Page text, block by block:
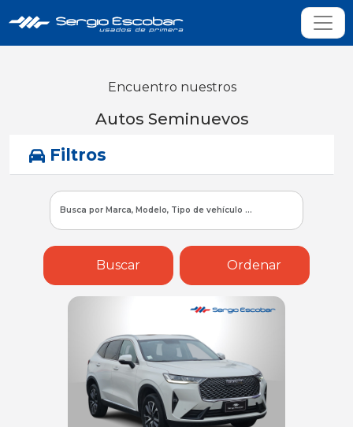
Encuentro nuestros
Autos Seminuevos
Filtros
Buscar Ordenar